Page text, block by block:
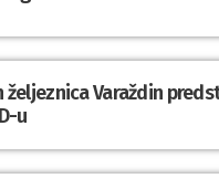
željeznica Varaždin
u